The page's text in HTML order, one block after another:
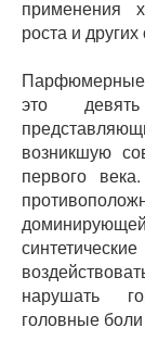
применения
роста и
Парфюмерные
это девять
возникшую
первого
нарушать
головные